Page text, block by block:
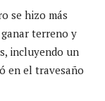
se hizo más
terreno y
incluyendo un
en el travesaño